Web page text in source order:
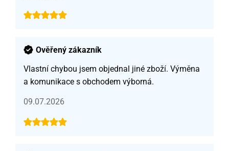
Ověřený zákazník
Vlastní chybou jsem objednal jiné zboží. Výměna
a komunikace s obchodem výborná.
09.07.2026